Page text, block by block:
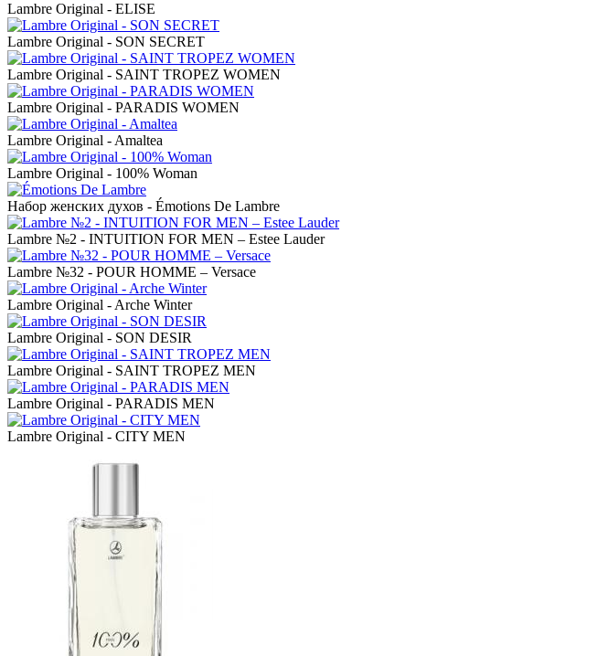
Lambre Original - ELISE
Lambre Original - SON SECRET
Lambre Original - SAINT TROPEZ WOMEN
Lambre Original - PARADIS WOMEN
Lambre Original - Amaltea
Lambre Original - 100% Woman
Набор женских духов - Émotions De Lambre
Lambre №2 - INTUITION FOR MEN – Estee Lauder
Lambre №32 - POUR HOMME – Versace
Lambre Original - Arche Winter
Lambre Original - SON DESIR
Lambre Original - SAINT TROPEZ MEN
Lambre Original - PARADIS MEN
Lambre Original - CITY MEN